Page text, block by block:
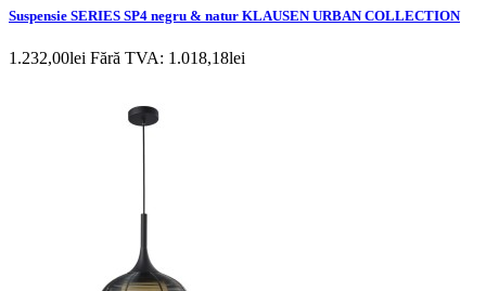
Suspensie SERIES SP4 negru & natur KLAUSEN URBAN COLLECTION
1.232,00lei Fără TVA: 1.018,18lei